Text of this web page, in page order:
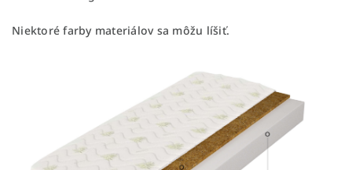
Niektoré farby materiálov sa môžu líšiť.